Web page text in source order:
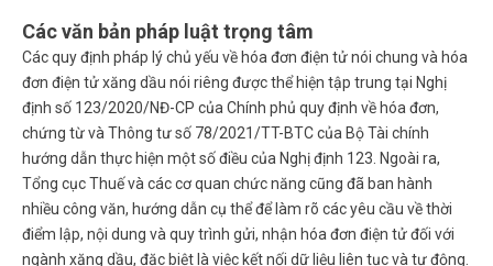
Các văn bản pháp luật trọng tâm
Các quy định pháp lý chủ yếu về hóa đơn điện tử nói chung và hóa
đơn điện tử xăng dầu nói riêng được thể hiện tập trung tại Nghị
định số 123/2020/NĐ-CP của Chính phủ quy định về hóa đơn,
chứng từ và Thông tư số 78/2021/TT-BTC của Bộ Tài chính
hướng dẫn thực hiện một số điều của Nghị định 123. Ngoài ra,
Tổng cục Thuế và các cơ quan chức năng cũng đã ban hành
nhiều công văn, hướng dẫn cụ thể để làm rõ các yêu cầu về thời
điểm lập, nội dung và quy trình gửi, nhận hóa đơn điện tử đối với
ngành xăng dầu, đặc biệt là việc kết nối dữ liệu liên tục và tự động.